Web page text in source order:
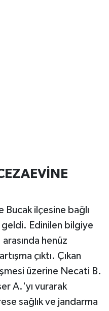
ilçesine bağlı
Edinilen bilgiye
henüz
çıktı. Çıkan
üzerine Necati B.
A.'yı vurarak
sağlık ve jandarma